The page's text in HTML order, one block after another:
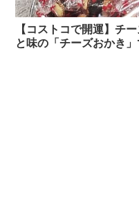
【コストコで開運】チ
と味の「チーズおかき